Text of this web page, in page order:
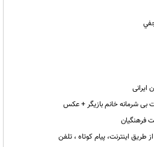
بی شرمانه خانم بازیگر + عکس
طریق اینترنت، پیام کوتاه ، تلفن